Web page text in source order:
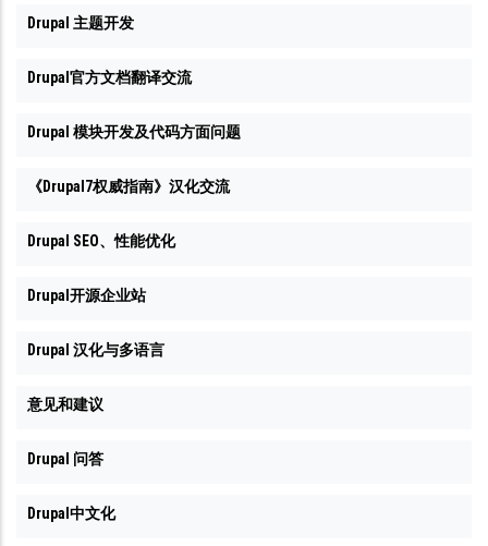
Drupal 主题开发
Drupal官方文档翻译交流
Drupal 模块开发及代码方面问题
《Drupal7权威指南》汉化交流
Drupal SEO、性能优化
Drupal开源企业站
Drupal 汉化与多语言
意见和建议
Drupal 问答
Drupal中文化